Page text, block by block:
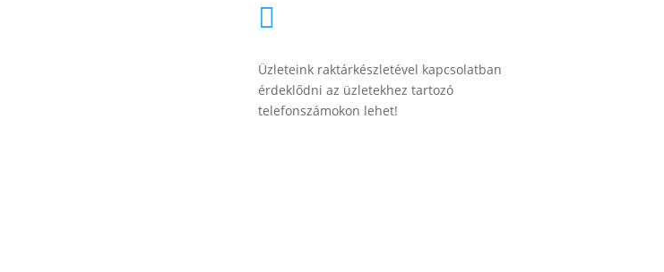

Üzleteink raktárkészletével kapcsolatban
érdeklődni az üzletekhez tartozó
telefonszámokon lehet!